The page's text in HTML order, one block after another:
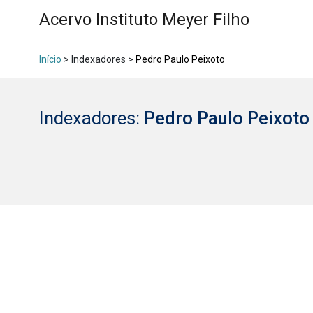
Acervo Instituto Meyer Filho
Início > Indexadores > Pedro Paulo Peixoto
Indexadores: Pedro Paulo Peixoto